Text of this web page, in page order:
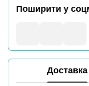
Поширити у
Доставка